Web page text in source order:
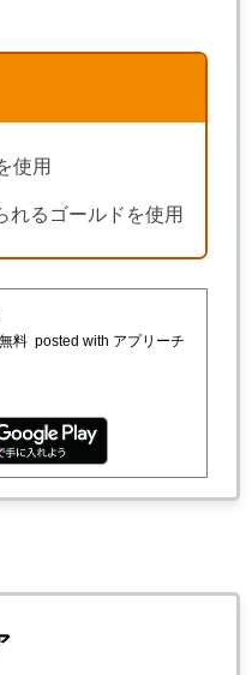
使用
れるゴールドを使用
無料 posted with アプリーチ